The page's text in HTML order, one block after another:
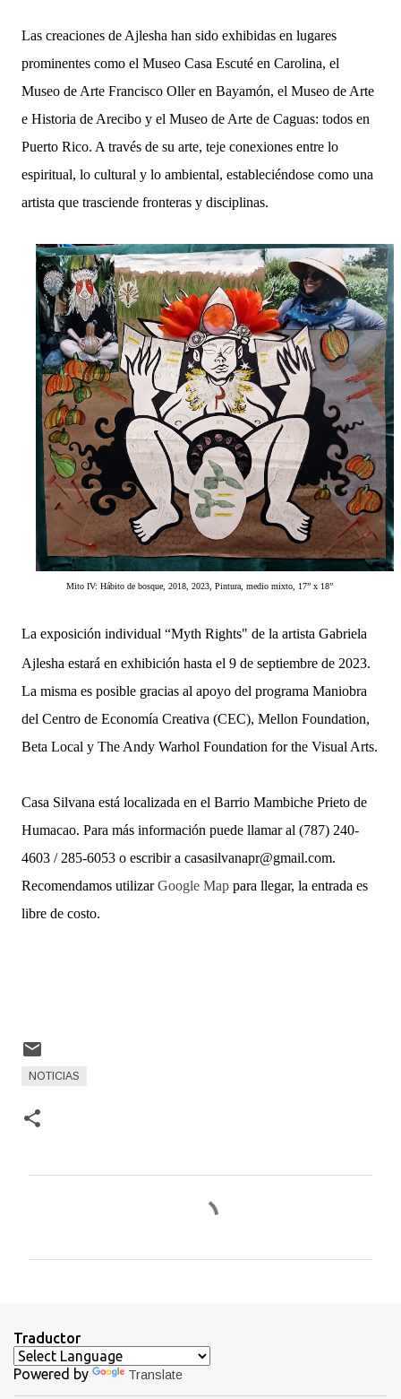
Las creaciones de Ajlesha han sido exhibidas en lugares
prominentes como el Museo Casa Escuté en Carolina, el
Museo de Arte Francisco Oller en Bayamón, el Museo de Arte
e Historia de Arecibo y el Museo de Arte de Caguas: todos en
Puerto Rico. A través de su arte, teje conexiones entre lo
espiritual, lo cultural y lo ambiental, estableciéndose como una
artista que trasciende fronteras y disciplinas.
Mito IV: Hábito de bosque, 2018, 2023, Pintura, medio mixto, 17” x 18”
La exposición individual “Myth Rights" de la artista Gabriela
Ajlesha estará en exhibición hasta el 9 de septiembre de 2023.
La misma es posible gracias al apoyo del programa Maniobra
del Centro de Economía Creativa (CEC), Mellon Foundation,
Beta Local y The Andy Warhol Foundation for the Visual Arts.
Casa Silvana está localizada en el Barrio Mambiche Prieto de
Humacao. Para más información puede llamar al (787) 240-
4603 / 285-6053 o escribir a casasilvanapr@gmail.com.
Recomendamos utilizarGoogle Map para llegar, la entrada es
libre de costo.
NOTICIAS
a
r
Traductor
Powered by Translate